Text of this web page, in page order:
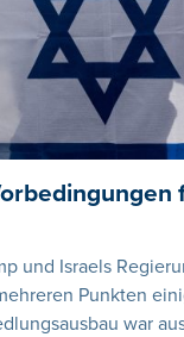
und Israels
Punkten
war